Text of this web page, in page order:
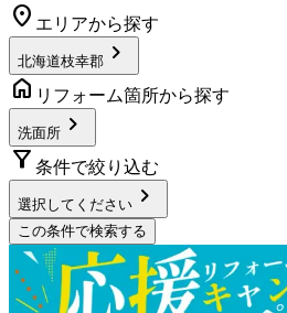
location_on エリアから探す
北海道枝幸郡 chevron_right
home リフォーム箇所から探す
洗面所 chevron_right
filter_alt 条件で絞り込む
選択してください chevron_right
この条件で検索する